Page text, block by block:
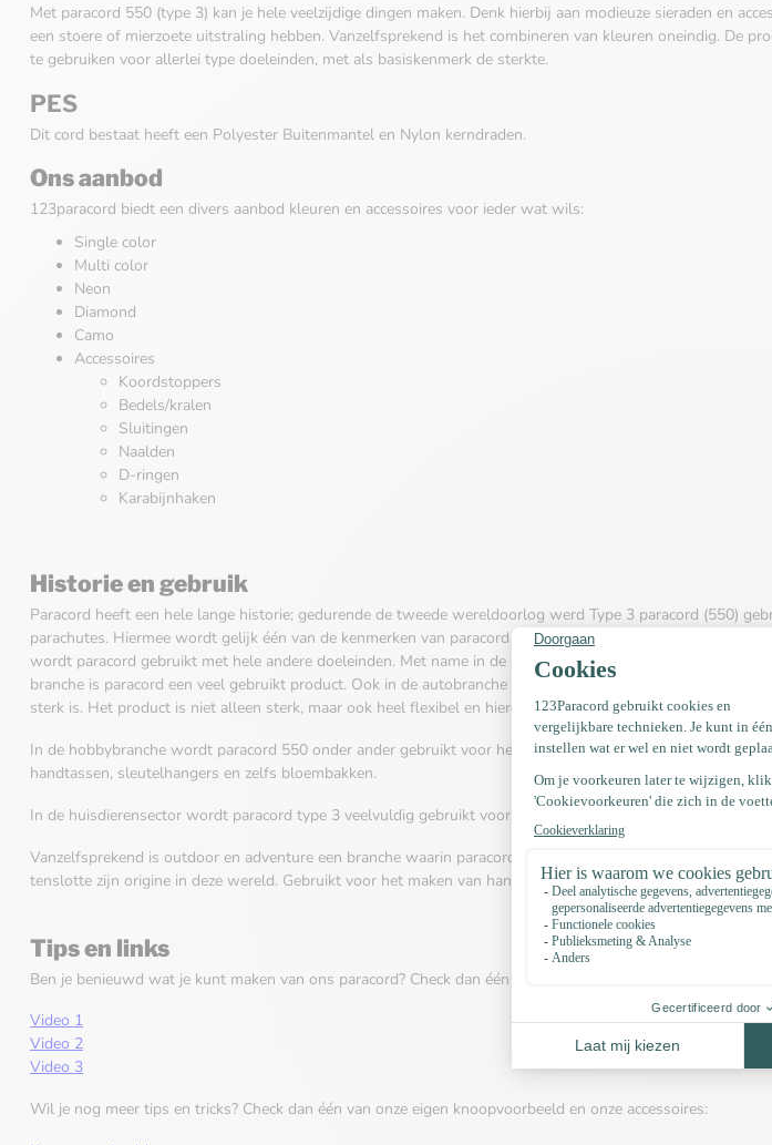
Met paracord 550 (type 3) kan je hele veelzijdige dingen maken. Denk hierbij aan modieuze sieraden en
een stoere of mierzoete uitstraling hebben. Vanzelfsprekend is het combineren van kleuren oneindig. De
te gebruiken voor allerlei type doeleinden, met als basiskenmerk de sterkte.
PES
Dit cord bestaat heeft een Polyester Buitenmantel en Nylon kerndraden.
Ons aanbod
123paracord biedt een divers aanbod kleuren en accessoires voor ieder wat wils:
Single color
Multi color
Neon
Diamond
Camo
Accessoires
Koordstoppers
Bedels/kralen
Sluitingen
Naalden
D-ringen
Karabijnhaken
Historie en gebruik
Paracord heeft een hele lange historie; gedurende de tweede wereldoorlog werd Type 3 paracord (550)
parachutes. Hiermee wordt gelijk één van de kenmerken van paracord kenbaar; de enorme draagkracht.
wordt paracord gebruikt met hele andere doeleinden. Met name in de hobby, huisdieren en outdoor &
branche is paracord een veel gebruikt product. Ook in de autobranche wordt paracord gebruikt, omdat het
sterk is. Het product is niet alleen sterk, maar ook heel flexibel en hierdoor eenvoudig te verwerken.
In de hobbybranche wordt paracord 550 onder ander gebruikt voor het maken van armbanden, kettingen,
handtassen, sleutelhangers en zelfs bloembakken.
In de huisdierensector wordt paracord type 3 veelvuldig gebruikt voor het vervaardigen van halsbanden en
Vanzelfsprekend is outdoor en adventure een branche waarin paracord 550 veelvuldig wordt gebruikt. Het
tenslotte zijn origine in deze wereld. Gebruikt voor het maken van hangmatten, veters, riemen is
Tips en links
Ben je benieuwd wat je kunt maken van ons paracord? Check dan één van onderstaande video™s:
Video 1
Video 2
Video 3
Wil je nog meer tips en tricks? Check dan één van onze eigen knoopvoorbeeld en onze accessoires: